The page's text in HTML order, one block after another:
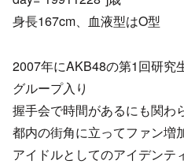
身長167cm、血液型はO型
2007年にAKB48の第1回研究
グループ入り
握手会で時間があるにも関わ
都内の街角に立ってファン増
アイドルとしてのアイデンテ